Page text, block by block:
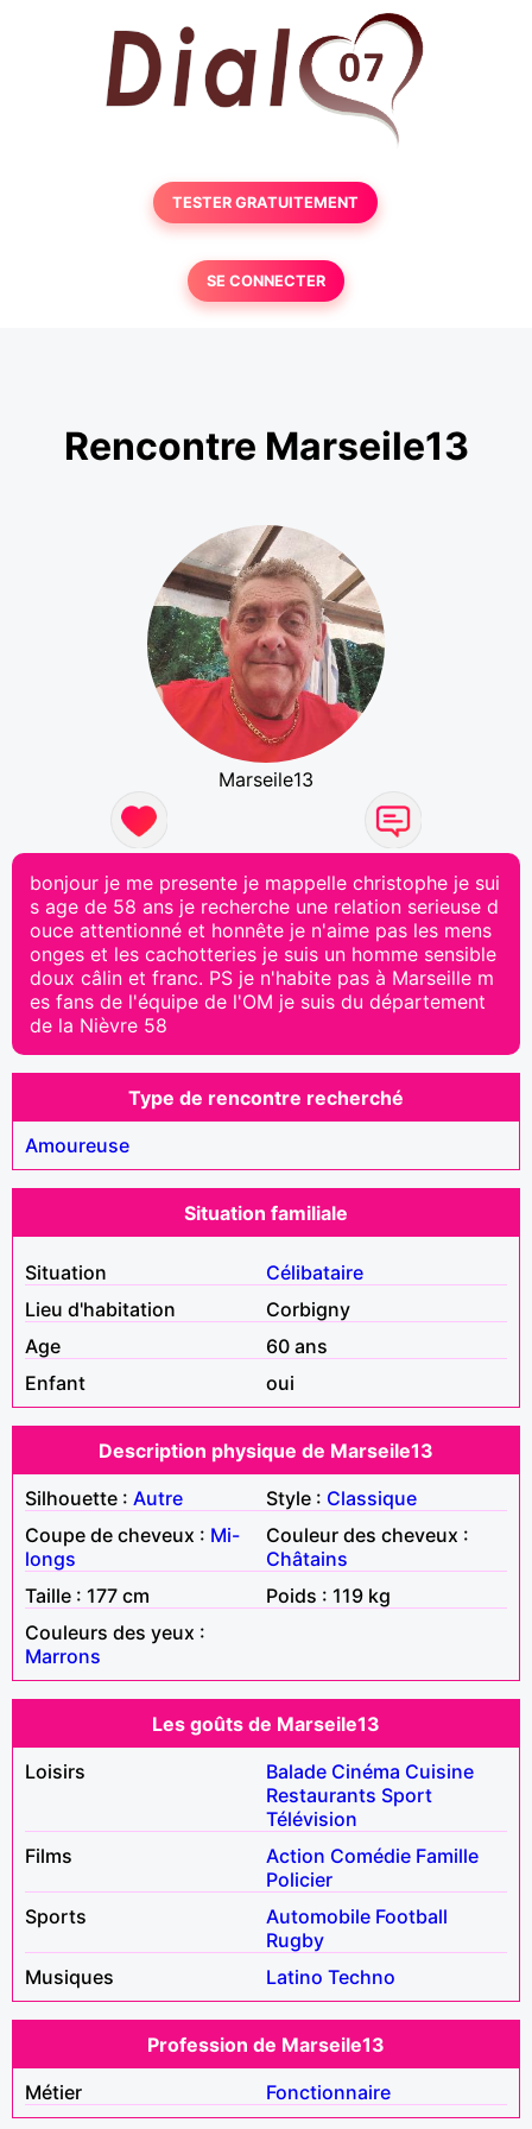
TESTER GRATUITEMENT
SE CONNECTER
Rencontre Marseile13
Marseile13
bonjour je me presente je mappelle christophe je sui
s age de 58 ans je recherche une relation serieuse d
ouce attentionné et honnête je n'aime pas les mens
onges et les cachotteries je suis un homme sensible
doux câlin et franc. PS je n'habite pas à Marseille m
es fans de l'équipe de l'OM je suis du département
de la Nièvre 58
Type de rencontre recherché
Amoureuse
Situation familiale
Situation
Célibataire
Lieu d'habitation
Corbigny
Age
60 ans
Enfant
oui
Description physique de Marseile13
Silhouette : Autre Style : Classique
Coupe de cheveux : Mi-
longs
Couleur des cheveux :
Châtains
Taille : 177 cm
Poids : 119 kg
Couleurs des yeux :
Marrons
Les goûts de Marseile13
Loisirs
Balade Cinéma Cuisine
Restaurants Sport
Télévision
Films
Action Comédie Famille
Policier
Sports
Automobile Football
Rugby
Musiques
Latino Techno
Profession de Marseile13
Métier
Fonctionnaire